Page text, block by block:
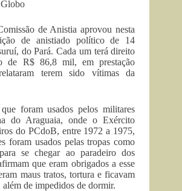
de Anistia aprovou nesta
de anistiado político de 14
do Pará. Cada um terá direito
de R$ 86,8 mil, em prestação
terem sido vítimas da
foram usados pelos militares
do Araguaia, onde o Exército
do PCdoB, entre 1972 a 1975,
foram usados pelas tropas como
se chegar ao paradeiro dos
que eram obrigados a esse
maus tratos, tortura e ficavam
além de impedidos de dormir.